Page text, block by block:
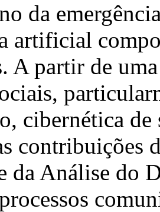
da
artificial
A partir de
cibernética
contribuições
da Análise do